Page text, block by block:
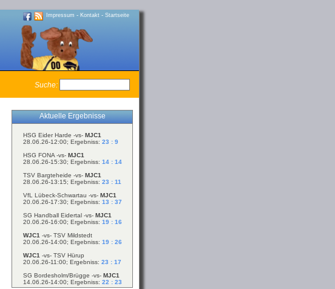
Impressum - Kontakt - Startseite
Suche:
Aktuelle Ergebnisse
HSG Eider Harde -vs- MJC1
28.06.26-12:00; Ergebniss: 23 : 9
HSG FONA -vs- MJC1
28.06.26-15:30; Ergebniss: 14 : 14
TSV Bargteheide -vs- MJC1
28.06.26-13:15; Ergebniss: 23 : 11
VfL Lübeck-Schwartau -vs- MJC1
20.06.26-17:30; Ergebniss: 13 : 37
SG Handball Eidertal -vs- MJC1
20.06.26-16:00; Ergebniss: 19 : 16
WJC1 -vs- TSV Mildstedt
20.06.26-14:00; Ergebniss: 19 : 26
WJC1 -vs- TSV Hürup
20.06.26-11:00; Ergebniss: 23 : 17
SG Bordesholm/Brügge -vs- MJC1
14.06.26-14:00; Ergebniss: 22 : 23